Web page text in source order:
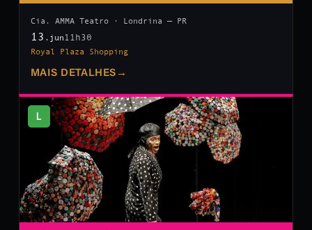
Cia. AMMA Teatro · Londrina — PR
13 .jun 11h30
Royal Plaza Shopping
MAIS DETALHES →
L